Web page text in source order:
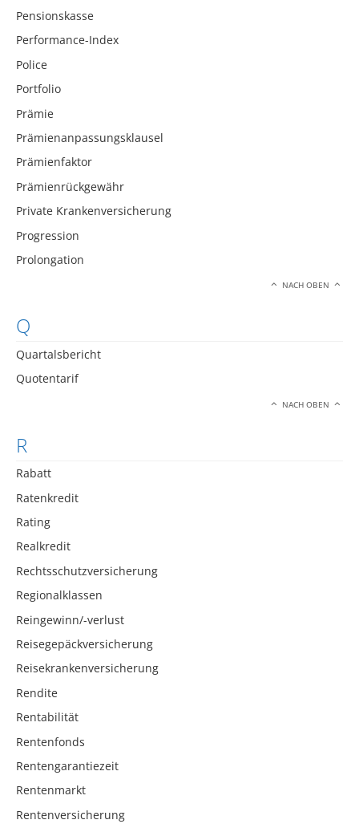
Pensionskasse
Performance-Index
Police
Portfolio
Prämie
Prämienanpassungsklausel
Prämienfaktor
Prämienrückgewähr
Private Krankenversicherung
Progression
Prolongation
NACH OBEN
Q
Quartalsbericht
Quotentarif
NACH OBEN
R
Rabatt
Ratenkredit
Rating
Realkredit
Rechtsschutzversicherung
Regionalklassen
Reingewinn/-verlust
Reisegepäckversicherung
Reisekrankenversicherung
Rendite
Rentabilität
Rentenfonds
Rentengarantiezeit
Rentenmarkt
Rentenversicherung